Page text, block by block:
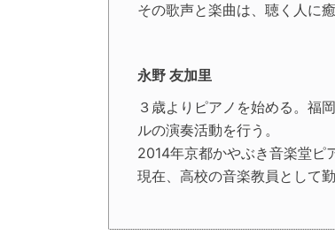
その歌声と楽曲は、聴く人に
永野 友加里
３歳よりピアノを始める。福
ルの演奏活動を行う。
2014年京都かやぶき音楽堂ピ
現在、高校の音楽教員として